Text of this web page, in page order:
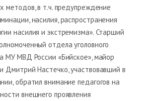
методов, в т.ч. предупреждение
насилия, распространения
насилия и экстремизма». Старший
отдела уголовного
МУ МВД России «Бийское», майор
Дмитрий Настечко, участвовавший в
обратил внимание педагогов на
внешнего проявления